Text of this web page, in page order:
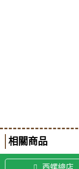
相關商品
西螺總店